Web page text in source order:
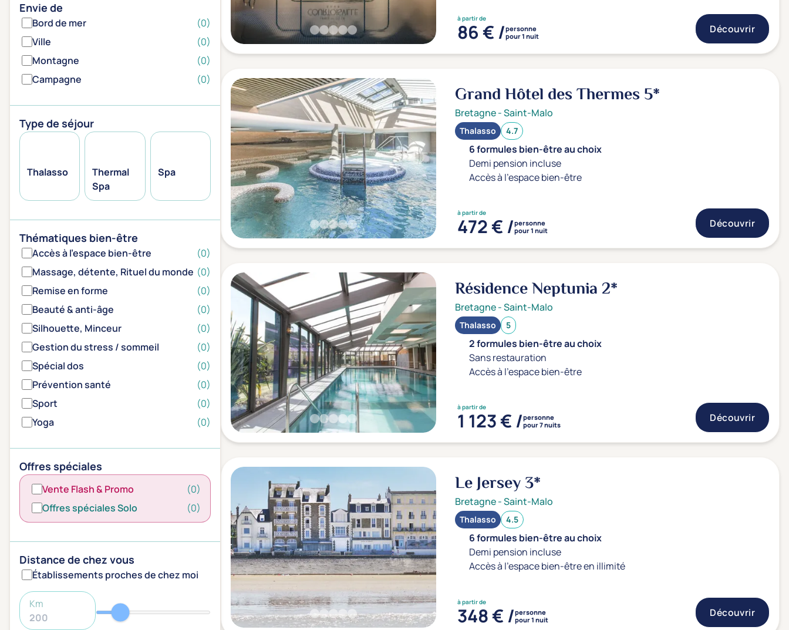
Envie de
Bord de mer
(0)
Ville
(0)
Montagne
(0)
Campagne
(0)
Type de séjour
Thalasso
Thermal
Spa
Spa
Thématiques bien-être
Accès à l'espace bien-être
(0)
Massage, détente, Rituel du monde (0)
Remise en forme
(0)
Beauté & anti-âge
(0)
Silhouette, Minceur
(0)
Gestion du stress / sommeil
(0)
Spécial dos
(0)
Prévention santé
(0)
Sport
(0)
Yoga
(0)
Offres spéciales
Vente Flash & Promo
(0)
Offres spéciales Solo
(0)
Distance de chez vous
Établissements proches de chez moi
Km
à partir de
86 € /personne
pour 1 nuit
Découvrir
Grand Hôtel des Thermes5*
Bretagne-Saint-Malo
Thalasso 4.7
6 formules bien-être au choix
Demi pension incluse
Accès à l'espace bien-être
à partir de
472 € /personne
pour 1 nuit
Découvrir
Résidence Neptunia 2*
Bretagne-Saint-Malo
Thalasso 5
2 formules bien-être au choix
Sans restauration
Accès à l'espace bien-être
à partir de
1 123 € /personne
pour 7 nuits
Découvrir
Le Jersey3*
Bretagne-Saint-Malo
Thalasso 4.5
6 formules bien-être au choix
Demi pension incluse
Accès à l'espace bien-être en illimité
à partir de
348 € /personne
pour 1 nuit
Découvrir